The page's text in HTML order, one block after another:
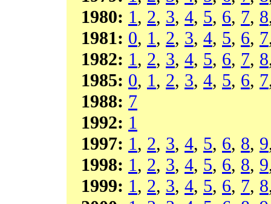
1980: 1, 2, 3, 4, 5, 6, 7, 8
1981: 0, 1, 2, 3, 4, 5, 6, 7
1982: 1, 2, 3, 4, 5, 6, 7, 8
1985: 0, 1, 2, 3, 4, 5, 6, 7
1988: 7
1992: 1
1997: 1, 2, 3, 4, 5, 6, 8, 9
1998: 1, 2, 3, 4, 5, 6, 8, 9
1999: 1, 2, 3, 4, 5, 6, 7, 8